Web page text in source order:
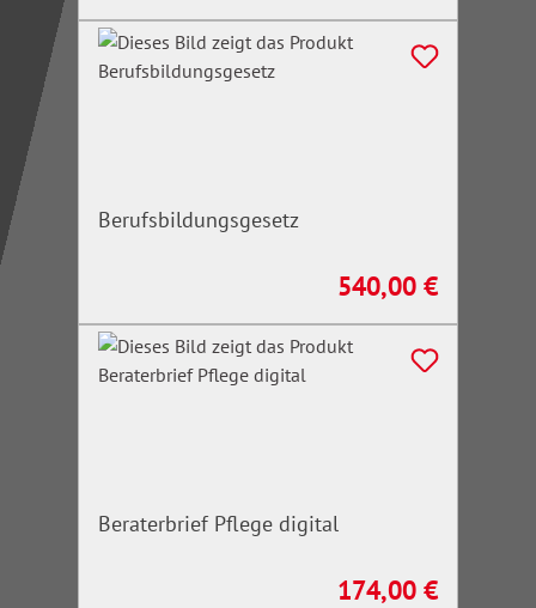
Berufsbildungsgesetz
Regulärer Preis:
540,00 €
Beraterbrief Pflege digital
Regulärer Preis:
174,00 €